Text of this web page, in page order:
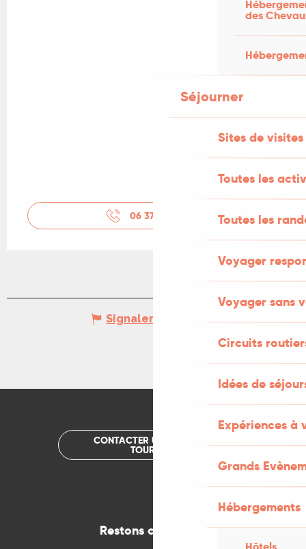
des
Séjourner
Sites de visites
Toutes les
Toutes les
Voyager
Voyager sans
Circuits
Idées de
Expériences à
Grands
Hébergements
06 37 06 73
Signaler une erreur
CONTACTER UN OFFICE DE
TOURISME
Restons connectés